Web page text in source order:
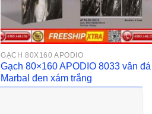
GẠCH 80X160 APODIO
Gạch 80×160 APODIO 8033 vân đá
Marbal đen xám trắng